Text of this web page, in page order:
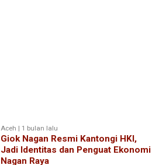
Aceh | 1 bulan lalu
Giok Nagan Resmi Kantongi HKI,
Jadi Identitas dan Penguat Ekonomi
Nagan Raya